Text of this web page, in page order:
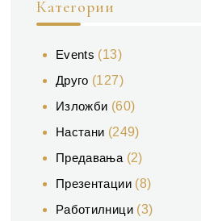
Категории
Events (13)
Друго (127)
Изложби (60)
Настани (249)
Предавања (2)
Презентации(8)
Работилници(3)